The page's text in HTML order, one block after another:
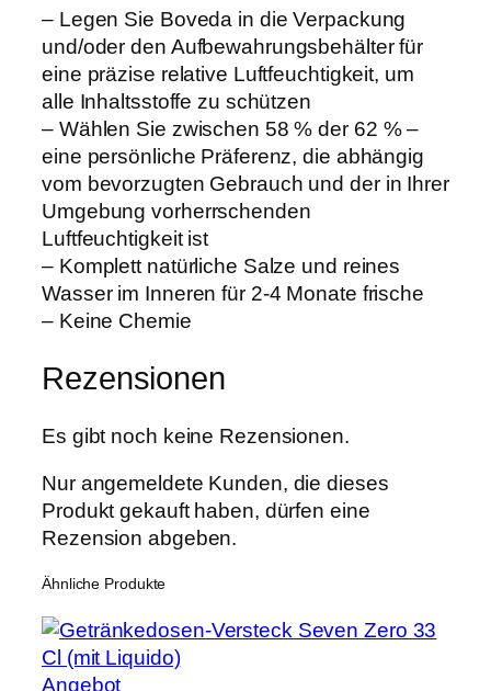
0
€
d
i
t
y
C
o
n
t
r
o
l
5
%
e
g
e
– Legen Sie Boveda in die Verpackung
und/oder den Aufbewahrungsbehälter für
eine präzise relative Luftfeuchtigkeit, um
alle Inhaltsstoffe zu schützen
– Wählen Sie zwischen 58 % der 62 % –
eine persönliche Präferenz, die abhängig
vom bevorzugten Gebrauch und der in Ihrer
Umgebung vorherrschenden
Luftfeuchtigkeit ist
– Komplett natürliche Salze und reines
Wasser im Inneren für 2-4 Monate frische
– Keine Chemie
Rezensionen
Es gibt noch keine Rezensionen.
Nur angemeldete Kunden, die dieses
Produkt gekauft haben, dürfen eine
Rezension abgeben.
Ähnliche Produkte
AngebotProdukt